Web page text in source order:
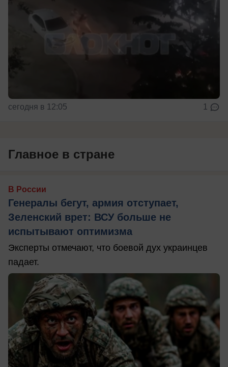
сегодня в 12:05 1
Главное в стране
В России
Генералы бегут, армия отступает,
Зеленский врет: ВСУ больше не
испытывают оптимизма
Эксперты отмечают, что боевой дух украинцев
падает.